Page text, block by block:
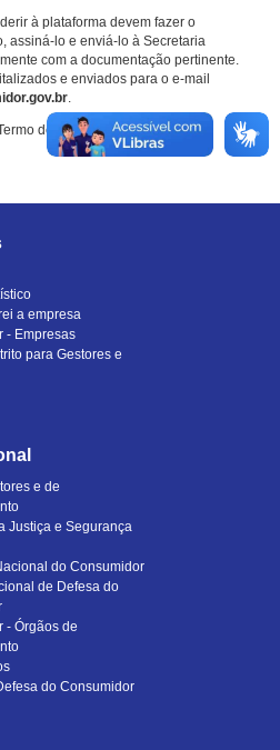
à plataforma devem fazer o
assiná-lo e enviá-lo à Secretaria
com a documentação pertinente.
e enviados para o e-mail
.
de Adesão.
a empresa
- Empresas
para Gestores e
e de
Justiça e Segurança
do Consumidor
de Defesa do
- Órgãos de
do Consumidor